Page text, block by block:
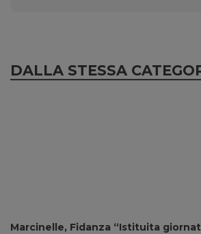
DALLA STESSA
Marcinelle, Fidanza “Istituita